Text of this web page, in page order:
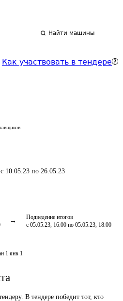
Найти машины
Как участвовать в тендере
с 10.05.23 по 26.05.23
Подведение итогов
с 05.05.23, 16:00 по 05.05.23, 18:00
1 янв 1
В тендере победит тот, кто